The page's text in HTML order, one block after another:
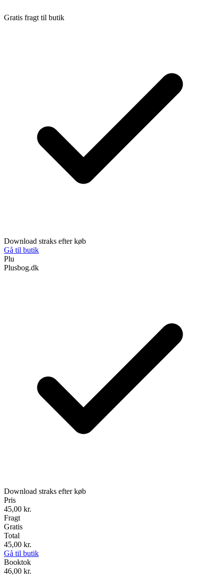
Gratis fragt til butik
Download straks efter køb
Gå til butik
Plu
Plusbog.dk
Download straks efter køb
Pris
45,00 kr.
Fragt
Gratis
Total
45,00 kr.
Gå til butik
Booktok
46,00 kr.